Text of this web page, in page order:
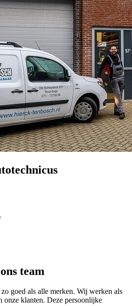
team
goed als alle merken. Wij werken als
onze klanten. Deze persoonlijke